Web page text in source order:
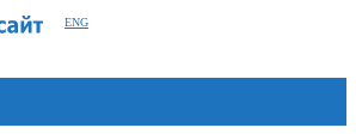
ENG